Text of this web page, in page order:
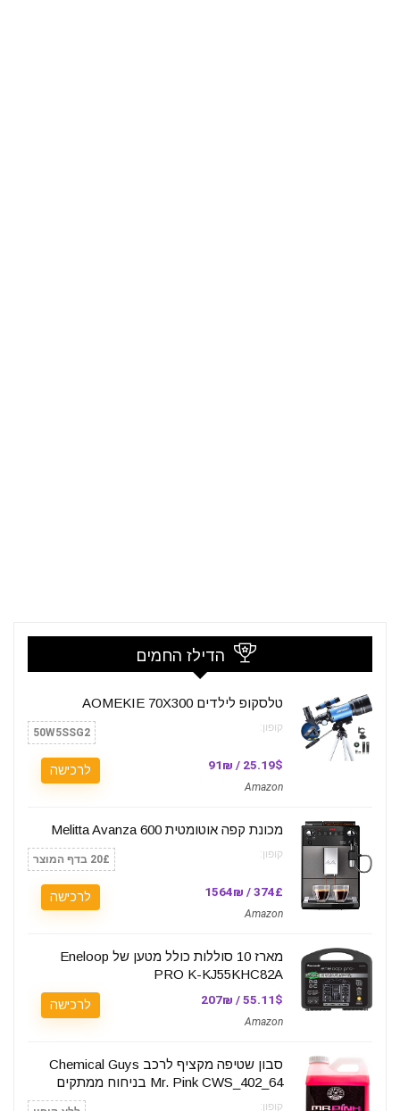
הדילז החמים
טלסקופ לילדים AOMEKIE 70X300
קופון: 50W5SSG2
25.19$ / 91₪
Amazon
לרכישה
מכונת קפה אוטומטית Melitta Avanza 600
קופון: 20£ בדף המוצר
374£ / 1564₪
Amazon
לרכישה
מארז 10 סוללות כולל מטען של Eneloop
PRO K-KJ55KHC82A
55.11$ / 207₪
Amazon
לרכישה
סבון שטיפה מקציף לרכב Chemical Guys
Mr. Pink CWS_402_64 בניחוח ממתקים
קופון: